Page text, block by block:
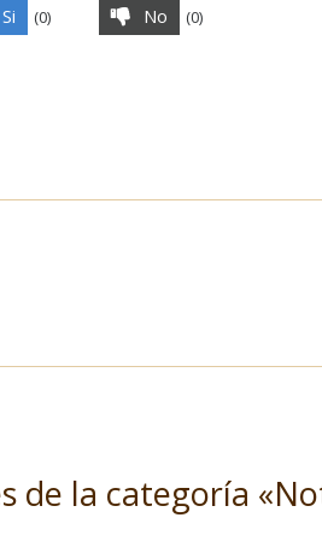
Si (0) No (0)
de la categoría